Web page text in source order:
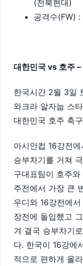
(전북현대)
공격수(FW)
대한민국 vs 호주
한국시간 2월 3일
와크라 알자눕 스
대한민국 호주 축
아시안컵 16강전
승부차기를 거쳐
구대표팀이 호주
주전에서 가장 큰
우디와 16강전에
장전에 돌입했고
겨 결국 승부차기
다. 한국이 16강에
적으로 편하게 올